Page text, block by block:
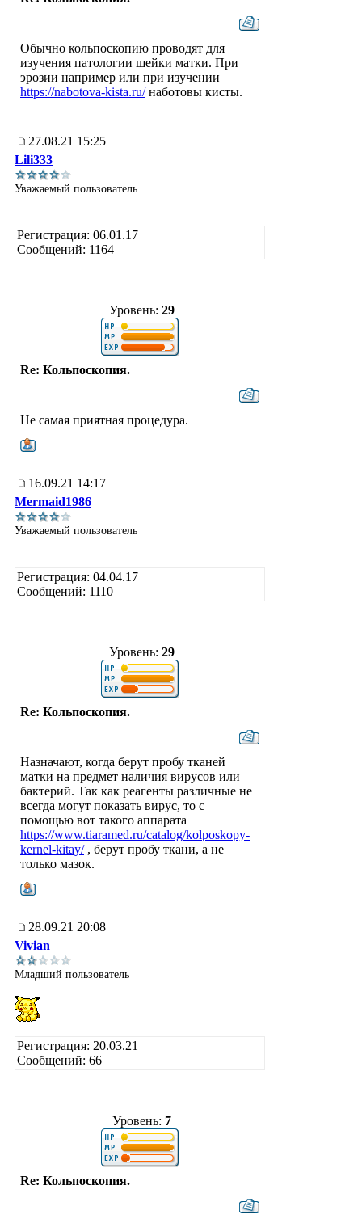
Обычно кольпоскопию проводят для
изучения патологии шейки матки. При
эрозии например или при изучении
https://nabotova-kista.ru/наботовы кисты.
27.08.21 15:25
Lili333
Уважаемый пользователь
Регистрация: 06.01.17
Сообщений: 1164
Уровень: 29
Re: Кольпоскопия.
Не самая приятная процедура.
16.09.21 14:17
Mermaid1986
Уважаемый пользователь
Регистрация: 04.04.17
Сообщений: 1110
Уровень: 29
Re: Кольпоскопия.
Назначают, когда берут пробу тканей
матки на предмет наличия вирусов или
бактерий. Так как реагенты различные не
всегда могут показать вирус, то с
помощью вот такого аппарата
https://www.tiaramed.ru/catalog/kolposkopy-
kernel-kitay/, берут пробу ткани, а не
только мазок.
28.09.21 20:08
Vivian
Младший пользователь
Регистрация: 20.03.21
Сообщений: 66
Уровень: 7
Re: Кольпоскопия.